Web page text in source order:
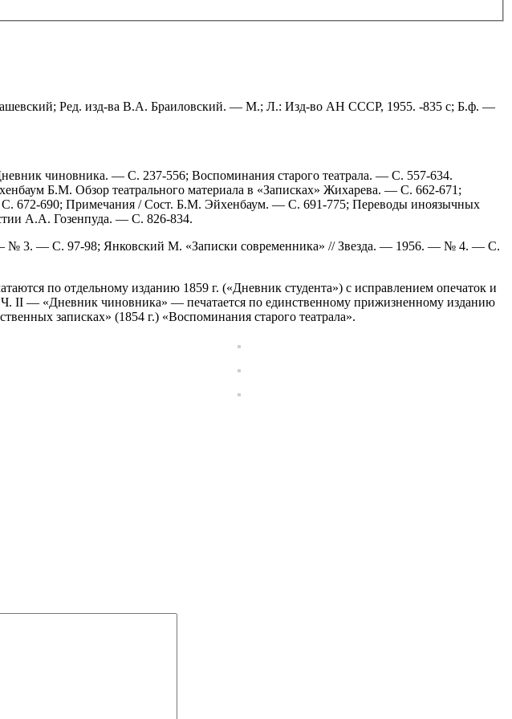
Ред. изд-ва В.А. Браиловский. — М.; Л.: Изд-во АН СССР, 1955. -835 с; Б.ф. —
чиновника. — С. 237-556; Воспоминания старого театрала. — С. 557-634.
Б.М. Обзор театрального материала в «Записках» Жихарева. — С. 662-671;
672-690; Примечания / Сост. Б.М. Эйхенбаум. — С. 691-775; Переводы иноязычных
A.A. Гозенпуда. — С. 826-834.
№ 3. — С. 97-98; Янковский М. «Записки современника» // Звезда. — 1956. — № 4. — С.
по отдельному изданию 1859 г. («Дневник студента») с исправлением опечаток и
Ч. II — «Дневник чиновника» — печатается по единственному прижизненному изданию
записках» (1854 г.) «Воспоминания старого театрала».